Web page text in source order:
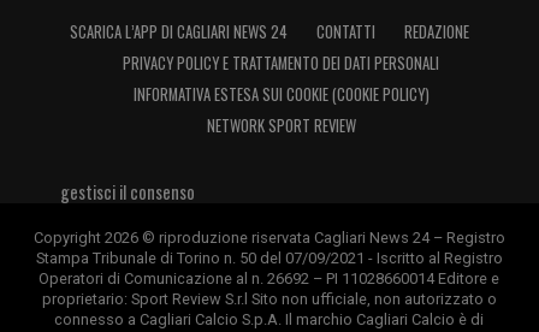
SCARICA L’APP DI CAGLIARI NEWS 24 CONTATTI
REDAZIONE
PRIVACY POLICY E TRATTAMENTO DEI DATI PERSONALI
INFORMATIVA ESTESA SUI COOKIE (COOKIE POLICY)
NETWORK SPORT REVIEW
gestisci il consenso
Copyright 2026 © riproduzione riservata Cagliari News 24 – Registro
Stampa Tribunale di Torino n. 50 del 07/09/2021 - Iscritto al Registro
Operatori di Comunicazione al n. 26692 – PI 11028660014 Editore e
proprietario: Sport Review S.r.l Sito non ufficiale, non autorizzato o
connesso a Cagliari Calcio S.p.A. Il marchio Cagliari Calcio è di